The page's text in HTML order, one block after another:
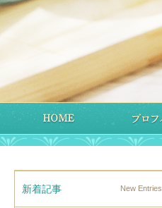
新着記事 New Entries